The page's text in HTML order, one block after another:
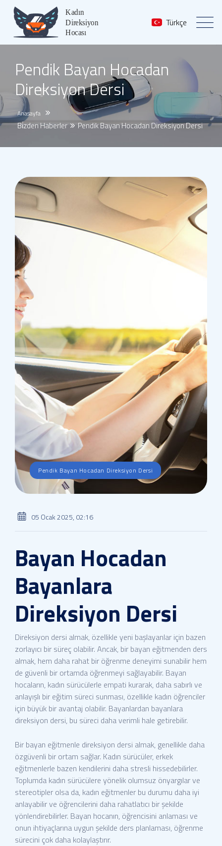
Türkçe
Pendik Bayan Hocadan
Direksiyon Dersi
Anasayfa
Bi̇zden Haberler Pendik Bayan Hocadan Direksiyon Dersi
Pendik Bayan Hocadan Direksiyon Dersi
05 Ocak 2025, 02:16
Bayan Hocadan
Bayanlara
Direksiyon Dersi
Direksiyon dersi almak, özellikle yeni başlayanlar için bazen
zorlayıcı bir süreç olabilir. Ancak, bir bayan eğitmenden ders
almak, hem daha rahat bir öğrenme deneyimi sunabilir hem
de güvenli bir ortamda öğrenmeyi sağlayabilir. Bayan
hocaların, kadın sürücülerle empati kurarak, daha sabırlı ve
anlayışlı bir eğitim süreci sunması, özellikle kadın öğrenciler
için büyük bir avantaj olabilir. Bayanlardan bayanlara
direksiyon dersi, bu süreci daha verimli hale getirebilir.
Bir bayan eğitmenle direksiyon dersi almak, genellikle daha
özgüvenli bir ortam sağlar. Kadın sürücüler, erkek
eğitmenlerle bazen kendilerini daha stresli hissedebilirler.
Toplumda kadın sürücülere yönelik olumsuz önyargılar ve
stereotipler olsa da, kadın eğitmenler bu durumu daha iyi
anlayabilir ve öğrencilerini daha rahatlatıcı bir şekilde
yönlendirebilirler. Bayan hocanın, öğrencisini anlaması ve
onun ihtiyaçlarına uygun şekilde ders planlaması, öğrenme
sürecini çok daha kolaylaştırır.